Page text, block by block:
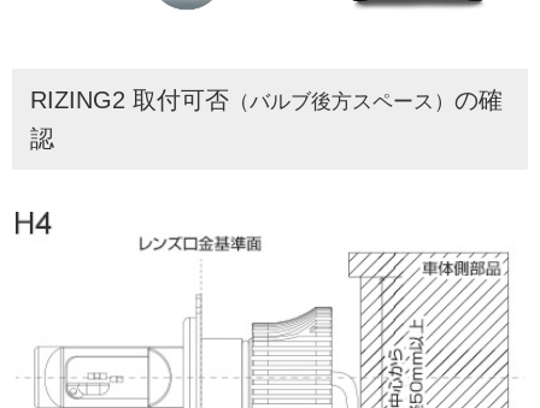
RIZING2 取付可否 （バルブ後方スペース） の確
認